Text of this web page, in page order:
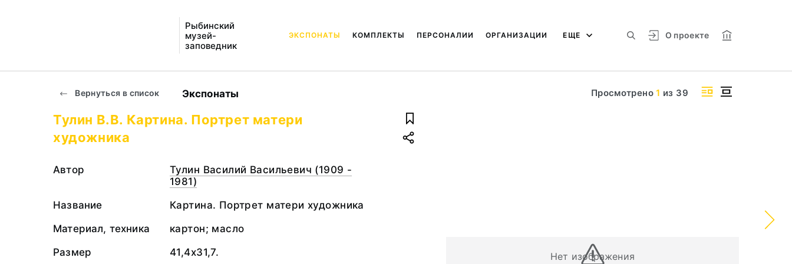
Рыбинский
музей-
заповедник
О проекте
ЭКСПОНАТЫ КОМПЛЕКТЫ ПЕРСОНАЛИИ ОРГАНИЗАЦИИ ЕЩЕ
Вернуться в список Экспонаты Просмотрено1 из 39
Нет изображения
Тулин В.В. Картина. Портрет матери
художника
Автор
Тулин Василий Васильевич (1909 -
1981)
Название
Картина. Портрет матери художника
Материал, техника
картон; масло
Размер
41,4x31,7.